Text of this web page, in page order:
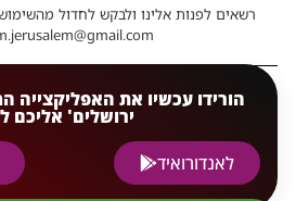
רשאים לפנות אלינו ולבקש לחדול
הורידו עכשיו את האפליקצייה
ירושלים' אליכם
לאנדורואיד